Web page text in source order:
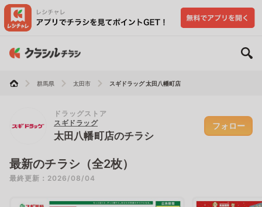
群馬県 太田市 スギドラッグ 太田八幡町店
ドラッグストア
スギドラッグ
太田八幡町店のチラシ
フォロー
最新のチラシ（全2枚）
最終更新：2026/08/04